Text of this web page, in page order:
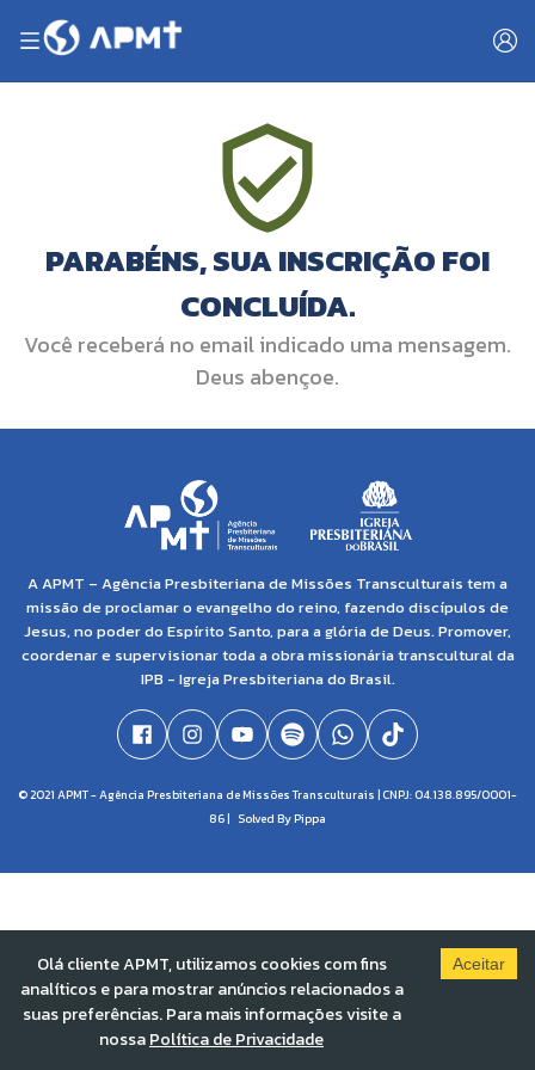
PARABÉNS, SUA INSCRIÇÃO FOI
CONCLUÍDA.
Você receberá no email indicado uma mensagem.
Deus abençoe.
A APMT – Agência Presbiteriana de Missões Transculturais tem a
missão de proclamar o evangelho do reino, fazendo discípulos de
Jesus, no poder do Espírito Santo, para a glória de Deus. Promover,
coordenar e supervisionar toda a obra missionária transcultural da
IPB - Igreja Presbiteriana do Brasil.
© 2021 APMT - Agência Presbiteriana de Missões Transculturais | CNPJ: 04.138.895/0001-
86 | Solved By Pippa
Olá cliente APMT, utilizamos cookies com fins
analíticos e para mostrar anúncios relacionados a
suas preferências. Para mais informações visite a
nossaPolítica de Privacidade
Aceitar